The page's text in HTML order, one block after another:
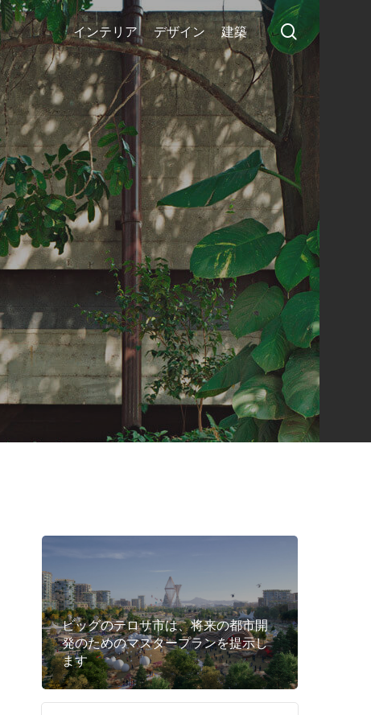
インテリア デザイン 建築 search
ビッグのテロサ市は、将来の都市開
発のためのマスタープランを提示し
ます